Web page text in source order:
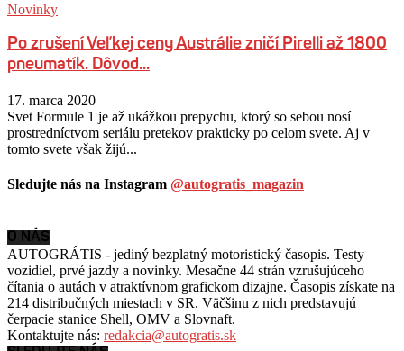
Novinky
Po zrušení Veľkej ceny Austrálie zničí Pirelli až 1800
pneumatík. Dôvod...
17. marca 2020
Svet Formule 1 je až ukážkou prepychu, ktorý so sebou nosí
prostredníctvom seriálu pretekov prakticky po celom svete. Aj v
tomto svete však žijú...
Sledujte nás na Instagram @autogratis_magazin
O NÁS
AUTOGRÁTIS - jediný bezplatný motoristický časopis. Testy
vozidiel, prvé jazdy a novinky. Mesačne 44 strán vzrušujúceho
čítania o autách v atraktívnom grafickom dizajne. Časopis získate na
214 distribučných miestach v SR. Väčšinu z nich predstavujú
čerpacie stanice Shell, OMV a Slovnaft.
Kontaktujte nás: redakcia@autogratis.sk